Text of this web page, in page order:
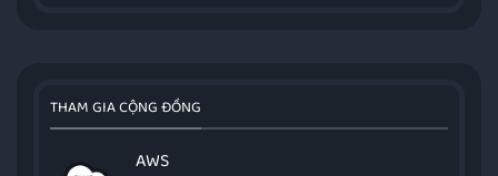
THAM GIA CỘNG ĐỒNG
AWS